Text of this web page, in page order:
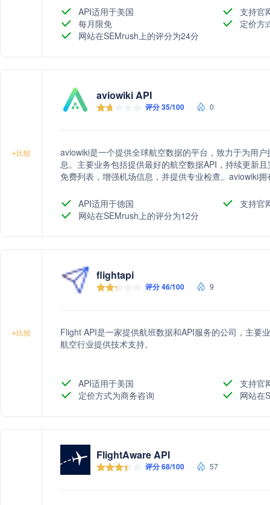
API适用于美国
支持官
每月限免
定价方
网站在SEMrush上的评分为24分
+比较
aviowiki API
评分 35/100 0
aviowiki是一个提供全球航空数据的平台，致力于为用
息。主要业务包括提供最好的航空数据API，持续更新
免费列表，增强机场信息，并提供专业检查。aviowiki
API适用于德国
支持官
网站在SEMrush上的评分为12分
+比较
flightapi
评分 46/100 9
Flight API是一家提供航班数据和API服务的公司，主要
航空行业提供技术支持。
API适用于美国
支持官
定价方式为商务咨询
网站在
FlightAware API
评分 68/100 57